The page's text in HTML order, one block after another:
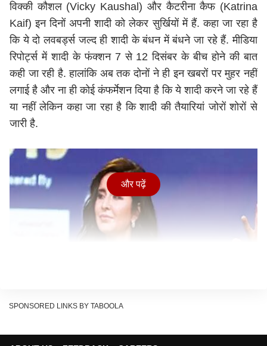
विक्की कौशल (Vicky Kaushal) और कैटरीना कैफ (Katrina
Kaif) इन दिनों अपनी शादी को लेकर सुर्खियों में हैं. कहा जा रहा है
कि ये दो लवबर्ड्स जल्द ही शादी के बंधन में बंधने जा रहे हैं. मीडिया
रिपोर्ट्स में शादी के फंक्शन 7 से 12 दिसंबर के बीच होने की बात
कही जा रही है. हालांकि अब तक दोनों ने ही इन खबरों पर मुहर नहीं
लगाई है और ना ही कोई कंफर्मेशन दिया है कि ये शादी करने जा रहे हैं
या नहीं लेकिन कहा जा रहा है कि शादी की तैयारियां जोरों शोरों से
जारी है.
और पढ़ें
SPONSORED LINKS BY TABOOLA